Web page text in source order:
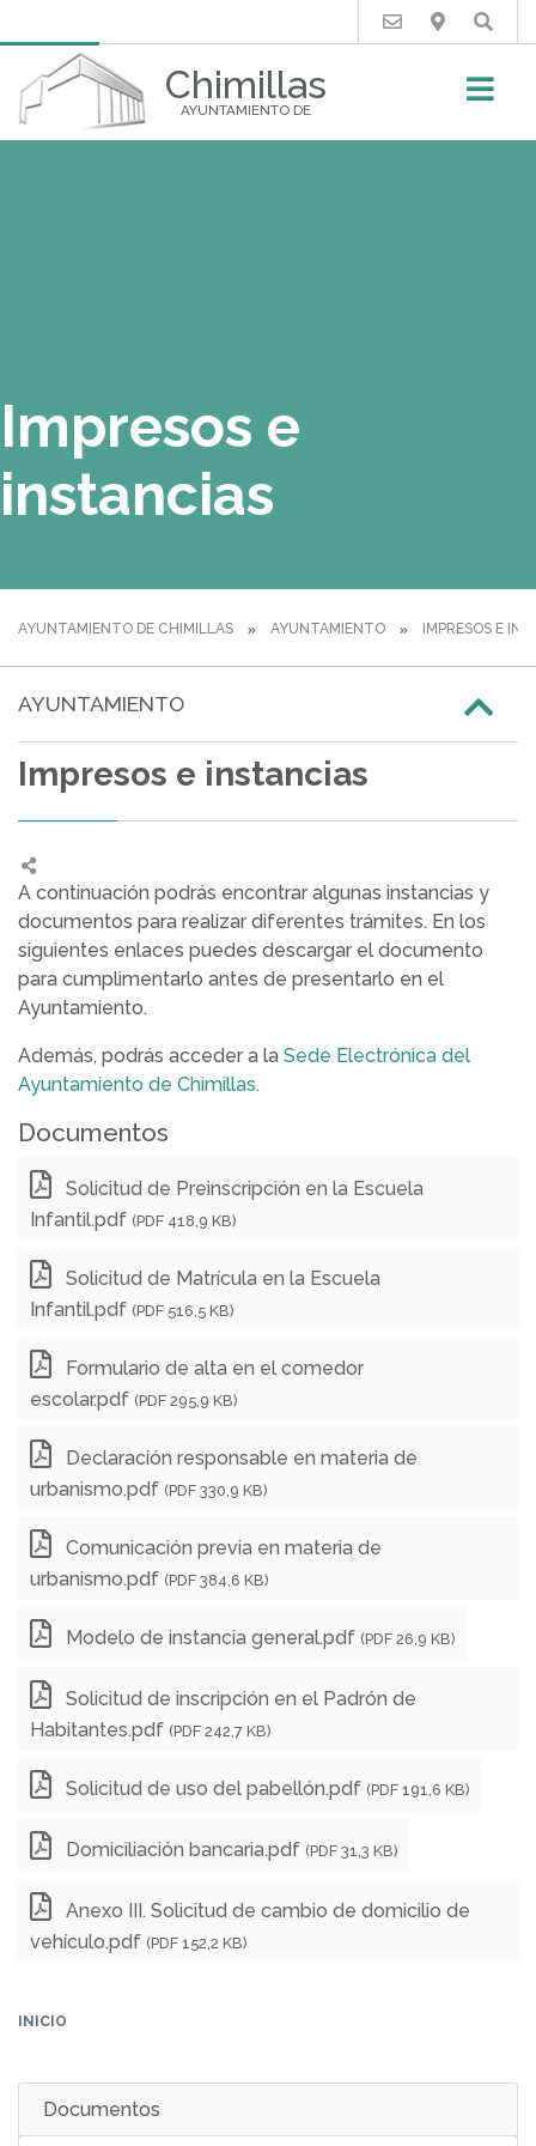
Chimillas
AYUNTAMIENTO DE
Buscar
Impresos e
instancias
AYUNTAMIENTO DE CHIMILLAS AYUNTAMIENTO IMPRESOS E
AYUNTAMIENTO
Impresos e instancias
A continuación podrás encontrar algunas instancias y
documentos para realizar diferentes trámites. En los
siguientes enlaces puedes descargar el documento
para cumplimentarlo antes de presentarlo en el
Ayuntamiento.
Además, podrás acceder a la Sede Electrónica del
Ayuntamiento de Chimillas.
Documentos
Solicitud de Preinscripción en la Escuela
Infantil.pdf (PDF 418,9 KB)
Solicitud de Matrícula en la Escuela
Infantil.pdf (PDF 516,5 KB)
Formulario de alta en el comedor
escolar.pdf (PDF 295,9 KB)
Declaración responsable en materia de
urbanismo.pdf (PDF 330,9 KB)
Comunicación previa en materia de
urbanismo.pdf (PDF 384,6 KB)
Modelo de instancia general.pdf (PDF 26,9 KB)
Solicitud de inscripción en el Padrón de
Habitantes.pdf (PDF 242,7 KB)
Solicitud de uso del pabellón.pdf (PDF 191,6 KB)
Domiciliación bancaria.pdf (PDF 31,3 KB)
Anexo III. Solicitud de cambio de domicilio de
vehículo.pdf (PDF 152,2 KB)
INICIO
Documentos